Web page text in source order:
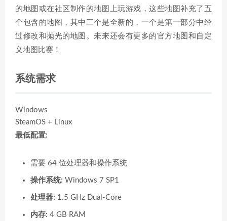
的地图或在社区制作的地图上玩游戏，这些地图补充了五
个包含的地图，其中三个是全新的，一个是第一部分中经
过修改和抛光的地图。未来还会有更多的官方地图和自定
义地图比赛！
系统需求
Windows
SteamOS + Linux
最低配置:
需要 64 位处理器和操作系统
操作系统: Windows 7 SP1
处理器: 1.5 GHz Dual-Core
内存: 4 GB RAM